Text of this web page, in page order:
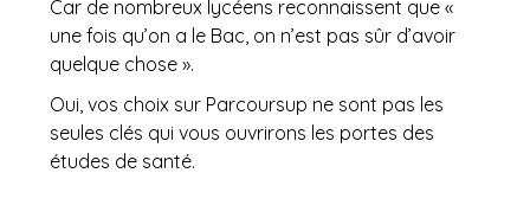
Car de nombreux lycéens reconnaissent que «
une fois qu’on a le Bac, on n’est pas sûr d’avoir
quelque chose ».
Oui, vos choix sur Parcoursup ne sont pas les
seules clés qui vous ouvrirons les portes des
études de santé.